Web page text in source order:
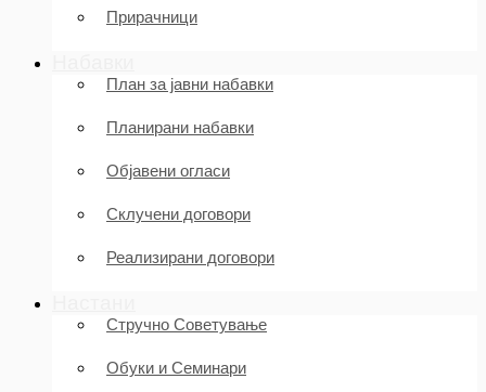
Прирачници
План за јавни набавки
Планирани набавки
Објавени огласи
Склучени договори
Реализирани договори
Стручно Советување
Обуки и Семинари